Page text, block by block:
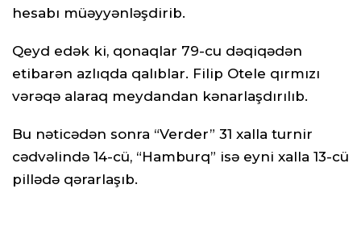
hesabı müəyyənləşdirib.
Qeyd edək ki, qonaqlar 79-cu dəqiqədən
etibarən azlıqda qalıblar. Filip Otele qırmızı
vərəqə alaraq meydandan kənarlaşdırılıb.
Bu nəticədən sonra “Verder” 31 xalla turnir
cədvəlində 14-cü, “Hamburq” isə eyni xalla 13-cü
pillədə qərarlaşıb.